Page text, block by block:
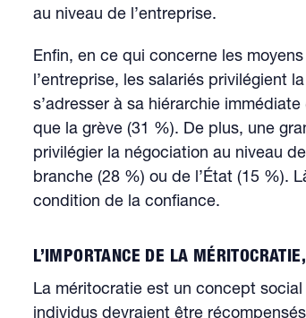
au niveau de l’entreprise.
Enfin, en ce qui concerne les
l’entreprise, les salariés privilégient
s’adresser à sa hiérarchie
que la grève (31 %). De plus, une
privilégier la négociation au niveau
branche (28 %) ou de l’État (15 %).
condition de la confiance.
L’IMPORTANCE DE LA
La méritocratie est un concept
individus devraient être